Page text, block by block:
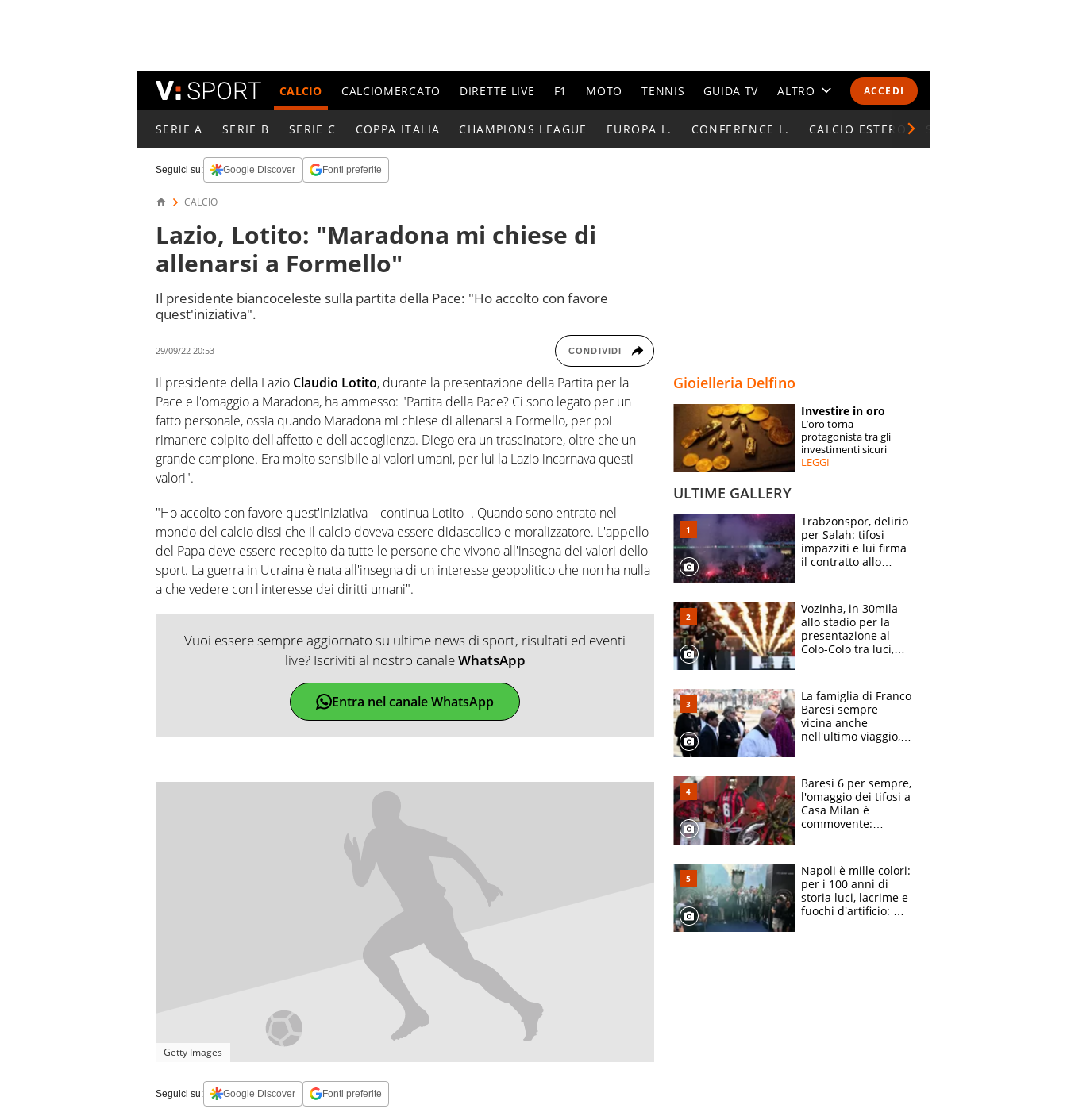
ACCEDI
CALCIO CALCIOMERCATO DIRETTE LIVE F1 MOTO TENNIS GUIDA TV ALTRO
CALENDARI E CLASSIFICHE
ESPERTI
CONTATTI
SERIE A SERIE B SERIE C COPPA ITALIA CHAMPIONS LEAGUE EUROPA L. CONFERENCE L. CALCIO ESTERO
Seguici su: Google Discover Fonti preferite
CALCIO
Lazio, Lotito: "Maradona mi chiese di
allenarsi a Formello"
Il presidente biancoceleste sulla partita della Pace: "Ho accolto con favore
quest'iniziativa".
29/09/22 20:53 CONDIVIDI
Il presidente della Lazio Claudio Lotito, durante la presentazione della Partita per la
Pace e l'omaggio a Maradona, ha ammesso: "Partita della Pace? Ci sono legato per un
fatto personale, ossia quando Maradona mi chiese di allenarsi a Formello, per poi
rimanere colpito dell'affetto e dell'accoglienza. Diego era un trascinatore, oltre che un
grande campione. Era molto sensibile ai valori umani, per lui la Lazio incarnava questi
valori".
"Ho accolto con favore quest'iniziativa – continua Lotito -. Quando sono entrato nel
mondo del calcio dissi che il calcio doveva essere didascalico e moralizzatore. L'appello
del Papa deve essere recepito da tutte le persone che vivono all'insegna dei valori dello
sport. La guerra in Ucraina è nata all'insegna di un interesse geopolitico che non ha nulla
a che vedere con l'interesse dei diritti umani".
Vuoi essere sempre aggiornato su ultime news di sport, risultati ed eventi
live? Iscriviti al nostro canaleWhatsApp
Entra nel canale WhatsApp
Getty Images
Seguici su: Google Discover Fonti preferite
Gioielleria Delfino
Investire in oro
L’oro torna
protagonista tra gli
investimenti sicuri
LEGGI
ULTIME GALLERY
Trabzonspor, delirio
per Salah: tifosi
impazziti e lui firma
il contratto allo
Vozinha, in 30mila
allo stadio per la
presentazione al
Colo-Colo tra luci,
La famiglia di Franco
Baresi sempre
vicina anche
nell'ultimo viaggio,
circondati
dall'affetto dei tifosi
Baresi 6 per sempre,
l'omaggio dei tifosi a
Casa Milan è
commovente:
bigliettini
Napoli è mille colori:
per i 100 anni di
storia luci, lacrime e
fuochi d'artificio: De